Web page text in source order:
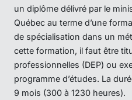
un diplôme délivré par le
Québec au terme d’une
de spécialisation dans un
cette formation, il faut être
professionnelles (DEP) ou
programme d’études. La
9 mois (300 à 1230 heures).